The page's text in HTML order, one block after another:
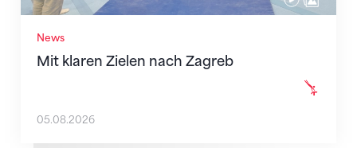
News
Mit klaren Zielen nach Zagreb
05.08.2026